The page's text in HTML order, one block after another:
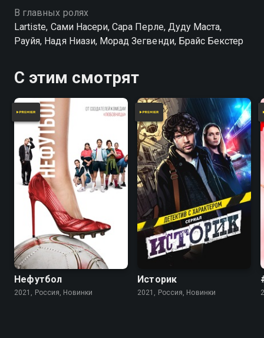
В главных ролях
Lartiste, Сами Насери, Сара Перле, Дуду Маста,
Рауйя, Надя Ниази, Морад Зегвенди, Брайс Бекстер
С этим смотрят
Нефутбол
2021, Россия, Новинки
Историк
2021, Россия, Новинки